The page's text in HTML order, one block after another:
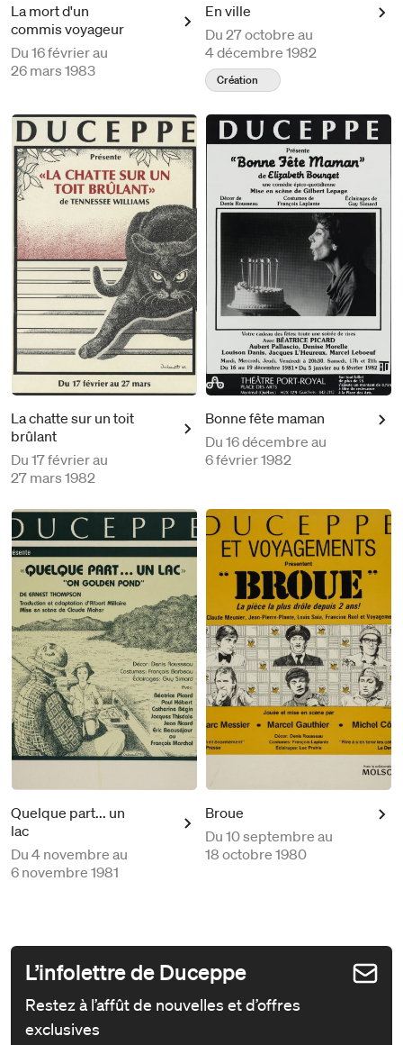
La mort d'un
commis voyageur
Du 16 février au
26 mars 1983
En ville
Du 27 octobre au
4 décembre 1982
Création
La chatte sur un toit
brûlant
Du 17 février au
27 mars 1982
Bonne fête maman
Du 16 décembre au
6 février 1982
Quelque part... un
lac
Du 4 novembre au
6 novembre 1981
Broue
Du 10 septembre au
18 octobre 1980
L’infolettre de Duceppe
Restez à l’affût de nouvelles et d’offres
exclusives